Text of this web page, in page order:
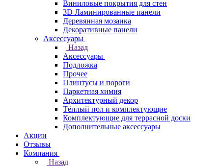
Виниловые покрытия для стен
3D Ламинированные панели
Деревянная мозаика
Декоративные панели
Аксессуары
Назад
Аксессуары
Подложка
Прочее
Плинтусы и пороги
Паркетная химия
Архитектурный декор
Тёплый пол и комплектующие
Комплектующие для террасной доски
Дополнительные аксессуары
Акции
Отзывы
Компания
Назад